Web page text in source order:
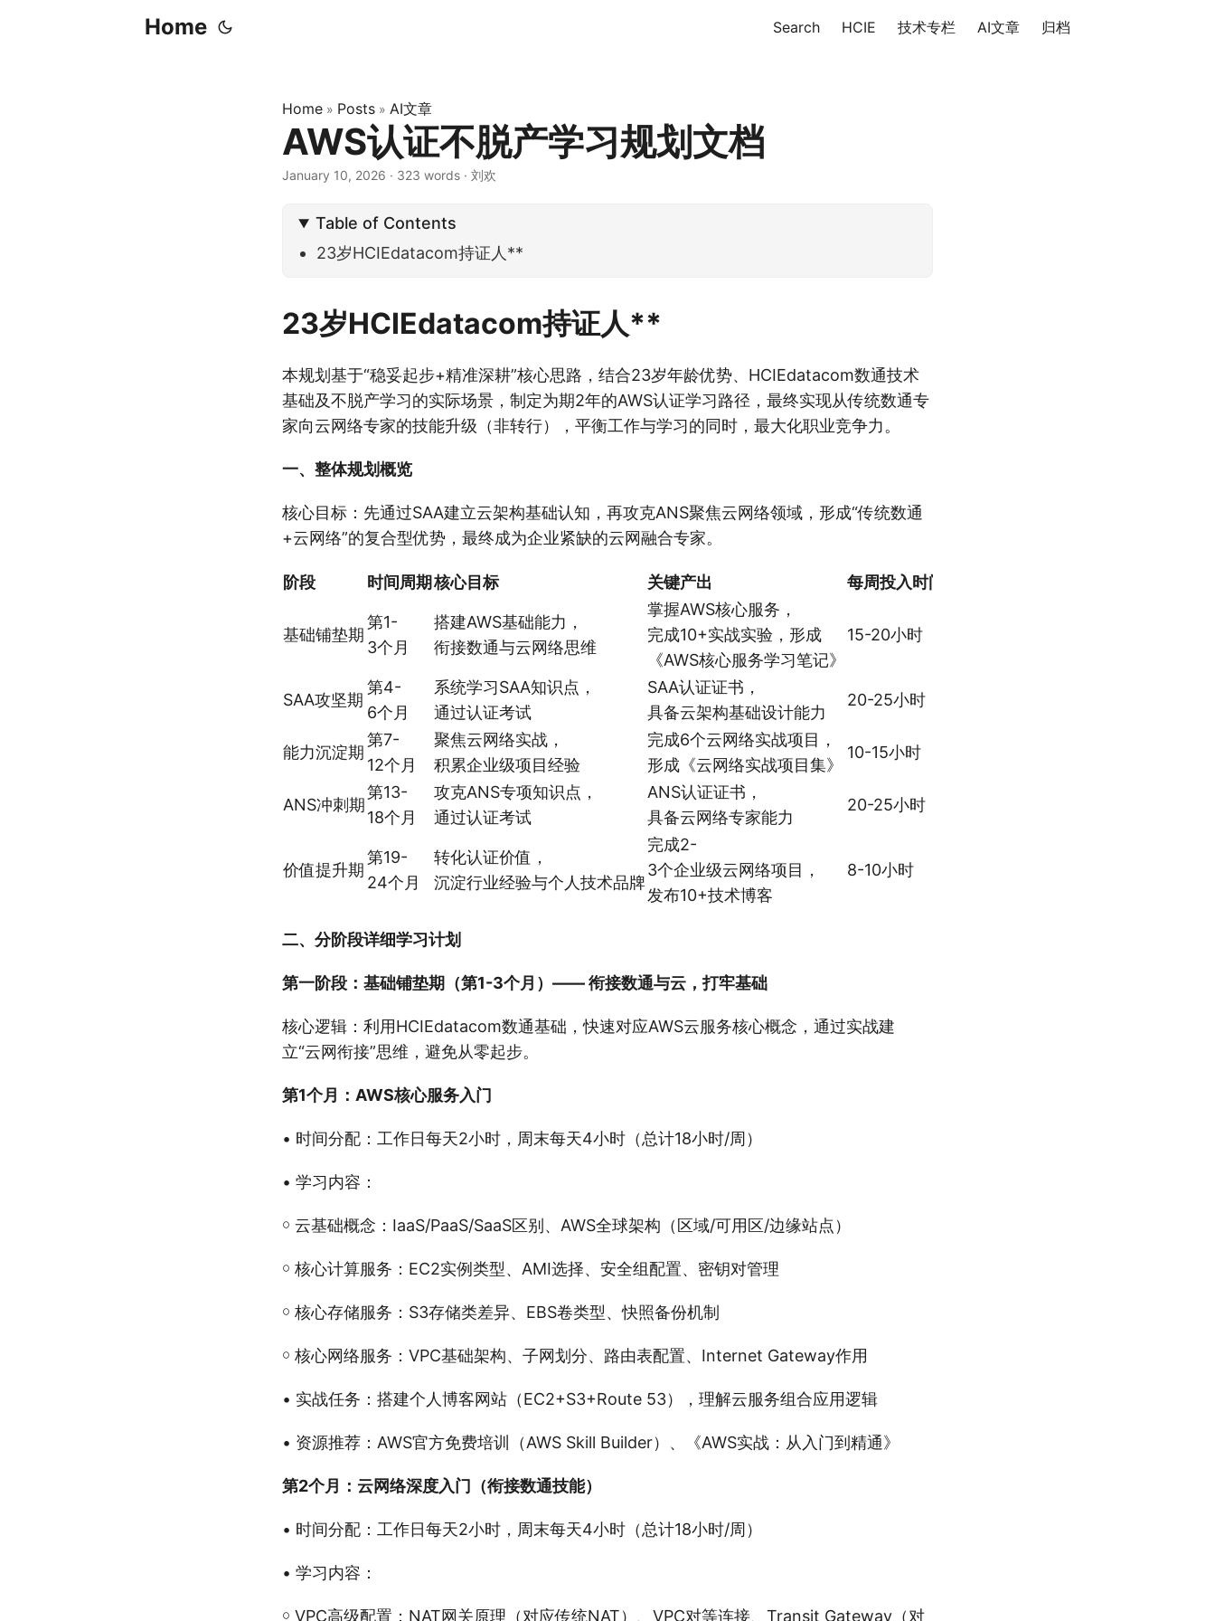
Home Search HCIE 技术专栏 AI文章 归档
Home » Posts » AI文章
AWS认证不脱产学习规划文档
January 10, 2026 · 323 words · 刘欢
Table of Contents
23岁HCIEdatacom持证人**
23岁HCIEdatacom持证人**
本规划基于“稳妥起步+精准深耕”核心思路，结合23岁年龄优势、HCIEdatacom数通技术
基础及不脱产学习的实际场景，制定为期2年的AWS认证学习路径，最终实现从传统数通专
家向云网络专家的技能升级（非转行），平衡工作与学习的同时，最大化职业竞争力。
一、整体规划概览
核心目标：先通过SAA建立云架构基础认知，再攻克ANS聚焦云网络领域，形成“传统数通
+云网络”的复合型优势，最终成为企业紧缺的云网融合专家。
阶段 时间周期核心目标 关键产出 每周投入时间
基础铺垫期
第1-
3个月
搭建AWS基础能力，
衔接数通与云网络思维
掌握AWS核心服务，
完成10+实战实验，形成
《AWS核心服务学习笔记》
15-20小时
SAA攻坚期
第4-
6个月
系统学习SAA知识点，
通过认证考试
SAA认证证书，
具备云架构基础设计能力
20-25小时
能力沉淀期
第7-
12个月
聚焦云网络实战，
积累企业级项目经验
完成6个云网络实战项目，
形成《云网络实战项目集》
10-15小时
ANS冲刺期
第13-
18个月
攻克ANS专项知识点，
通过认证考试
ANS认证证书，
具备云网络专家能力
20-25小时
价值提升期
第19-
24个月
转化认证价值，
沉淀行业经验与个人技术品牌
完成2-
3个企业级云网络项目，
发布10+技术博客
8-10小时
二、分阶段详细学习计划
第一阶段：基础铺垫期（第1-3个月）—— 衔接数通与云，打牢基础
核心逻辑：利用HCIEdatacom数通基础，快速对应AWS云服务核心概念，通过实战建
立“云网衔接”思维，避免从零起步。
第1个月：AWS核心服务入门
• 时间分配：工作日每天2小时，周末每天4小时（总计18小时/周）
• 学习内容：
￮ 云基础概念：IaaS/PaaS/SaaS区别、AWS全球架构（区域/可用区/边缘站点）
￮ 核心计算服务：EC2实例类型、AMI选择、安全组配置、密钥对管理
￮ 核心存储服务：S3存储类差异、EBS卷类型、快照备份机制
￮ 核心网络服务：VPC基础架构、子网划分、路由表配置、Internet Gateway作用
• 实战任务：搭建个人博客网站（EC2+S3+Route 53），理解云服务组合应用逻辑
• 资源推荐：AWS官方免费培训（AWS Skill Builder）、《AWS实战：从入门到精通》
第2个月：云网络深度入门（衔接数通技能）
• 时间分配：工作日每天2小时，周末每天4小时（总计18小时/周）
• 学习内容：
￮ VPC高级配置：NAT网关原理（对应传统NAT）、VPC对等连接、Transit Gateway（对